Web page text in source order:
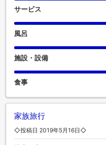
サービス
風呂
施設・設備
食事
家族旅行
◇投稿日 2019年5月16日◇